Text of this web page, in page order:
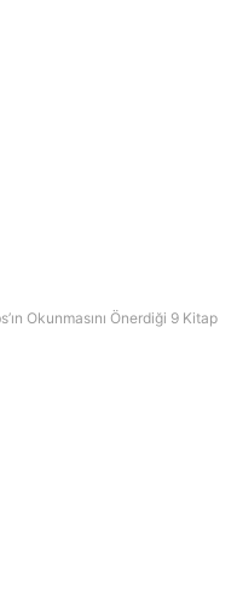
Okunmasını Önerdiği 9 Kitap